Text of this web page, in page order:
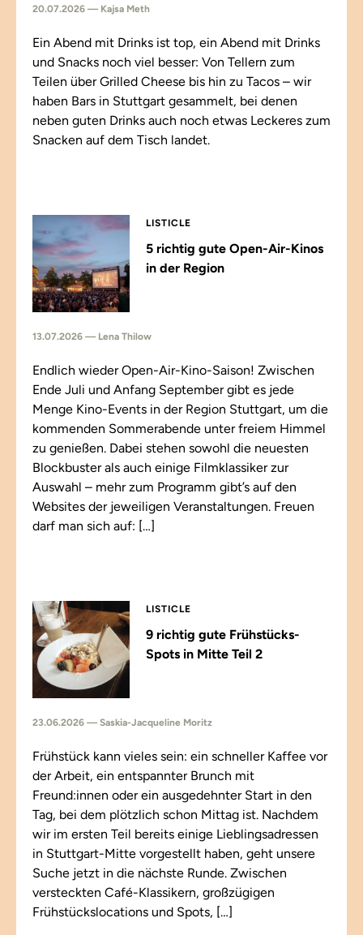
20.07.2026 — Kajsa Meth
Ein Abend mit Drinks ist top, ein Abend mit Drinks
und Snacks noch viel besser: Von Tellern zum
Teilen über Grilled Cheese bis hin zu Tacos – wir
haben Bars in Stuttgart gesammelt, bei denen
neben guten Drinks auch noch etwas Leckeres zum
Snacken auf dem Tisch landet.
LISTICLE
5 richtig gute Open-Air-Kinos
in der Region
13.07.2026 — Lena Thilow
Endlich wieder Open-Air-Kino-Saison! Zwischen
Ende Juli und Anfang September gibt es jede
Menge Kino-Events in der Region Stuttgart, um die
kommenden Sommerabende unter freiem Himmel
zu genießen. Dabei stehen sowohl die neuesten
Blockbuster als auch einige Filmklassiker zur
Auswahl – mehr zum Programm gibt’s auf den
Websites der jeweiligen Veranstaltungen. Freuen
darf man sich auf: […]
LISTICLE
9 richtig gute Frühstücks-
Spots in Mitte Teil 2
23.06.2026 — Saskia-Jacqueline Moritz
Frühstück kann vieles sein: ein schneller Kaffee vor
der Arbeit, ein entspannter Brunch mit
Freund:innen oder ein ausgedehnter Start in den
Tag, bei dem plötzlich schon Mittag ist. Nachdem
wir im ersten Teil bereits einige Lieblingsadressen
in Stuttgart-Mitte vorgestellt haben, geht unsere
Suche jetzt in die nächste Runde. Zwischen
versteckten Café-Klassikern, großzügigen
Frühstückslocations und Spots, […]